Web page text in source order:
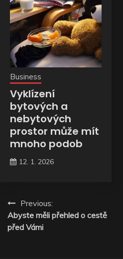
Business
Vyklízení
bytových a
nebytových
prostor může mít
mnoho podob
12. 1. 2026
Navigace
pro
Previous:
Abyste měli přehled o cestě
před Vámi